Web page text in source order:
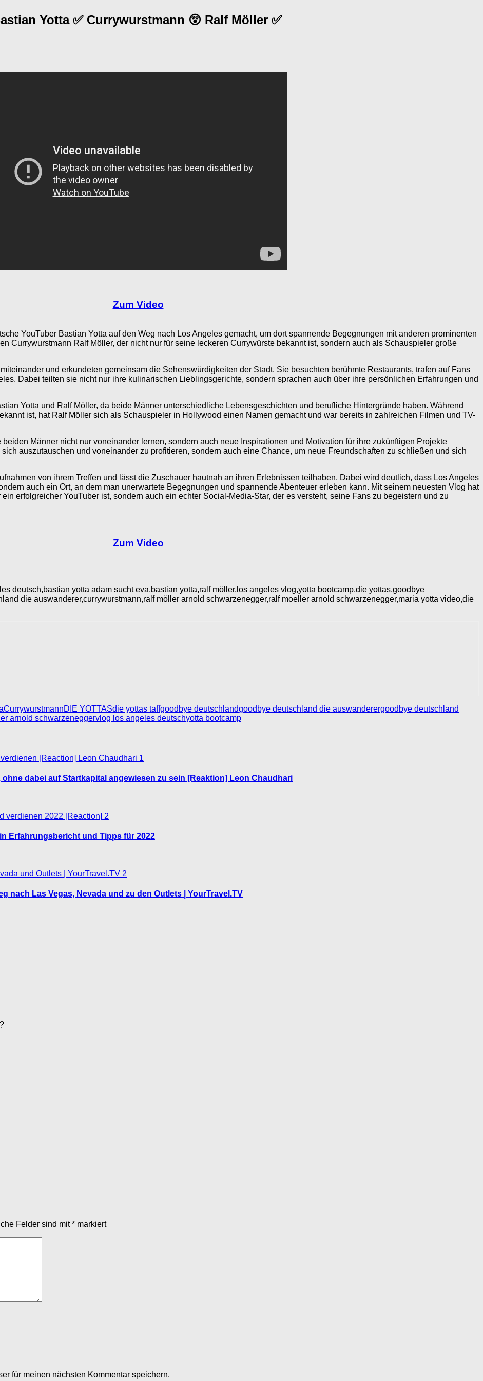
Yotta ✅ Currywurstmann 😲 Ralf Möller ✅
Zum Video
YouTuber Bastian Yotta auf den Weg nach Los Angeles gemacht, um dort spannende Begegnungen mit anderen prominenten
Currywurstmann Ralf Möller, der nicht nur für seine leckeren Currywürste bekannt ist, sondern auch als Schauspieler große
und erkundeten gemeinsam die Sehenswürdigkeiten der Stadt. Sie besuchten berühmte Restaurants, trafen auf Fans
Dabei teilten sie nicht nur ihre kulinarischen Lieblingsgerichte, sondern sprachen auch über ihre persönlichen Erfahrungen und
Yotta und Ralf Möller, da beide Männer unterschiedliche Lebensgeschichten und berufliche Hintergründe haben. Während
ist, hat Ralf Möller sich als Schauspieler in Hollywood einen Namen gemacht und war bereits in zahlreichen Filmen und TV-
Männer nicht nur voneinander lernen, sondern auch neue Inspirationen und Motivation für ihre zukünftigen Projekte
auszutauschen und voneinander zu profitieren, sondern auch eine Chance, um neue Freundschaften zu schließen und sich
von ihrem Treffen und lässt die Zuschauer hautnah an ihren Erlebnissen teilhaben. Dabei wird deutlich, dass Los Angeles
auch ein Ort, an dem man unerwartete Begegnungen und spannende Abenteuer erleben kann. Mit seinem neuesten Vlog hat
erfolgreicher YouTuber ist, sondern auch ein echter Social-Media-Star, der es versteht, seine Fans zu begeistern und zu
Zum Video
deutsch,bastian yotta adam sucht eva,bastian yotta,ralf möller,los angeles vlog,yotta bootcamp,die yottas,goodbye
die auswanderer,currywurstmann,ralf möller arnold schwarzenegger,ralf moeller arnold schwarzenegger,maria yotta video,die
CurrywurstmannDIE YOTTASdie yottas taffgoodbye deutschlandgoodbye deutschland die auswanderergoodbye deutschland
arnold schwarzeneggervlog los angeles deutschyotta bootcamp
1
dabei auf Startkapital angewiesen zu sein [Reaktion] Leon Chaudhari
2
Erfahrungsbericht und Tipps für 2022
2
nach Las Vegas, Nevada und zu den Outlets | YourTravel.TV
Felder sind mit* markiert
für meinen nächsten Kommentar speichern.